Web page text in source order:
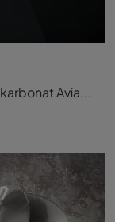
Asma lambalar: sana önerdiğimiz polikarbonat Avia lamba hakkında daha fazla bilgi ed